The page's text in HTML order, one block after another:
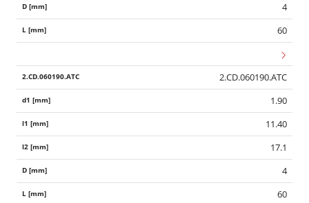
4
60
2.CD.060190.ATC
1.90
11.40
17.1
4
60